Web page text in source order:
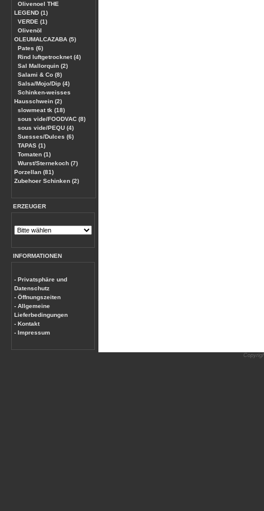
Olivenoel THE
LEGEND (1)
VERDE (1)
Olivenöl
OLEUMALCAZABA (5)
Pates (6)
Rind luftgetrocknet (4)
Sal Mallorquin (2)
Salami & Co (8)
Salsa/Mojo/Dip (4)
Schinken-weisses
Hausschwein (2)
slowmeat tk (18)
sous vide/FOODVAC (8)
sous vide/PEQU (4)
Suesses/Dulces (6)
TAPAS (1)
Tomaten (1)
Wurst/Sternekoch (7)
Porzellan (81)
Zubehoer Schinken (2)
ERZEUGER
INFORMATIONEN
- Privatsphäre und
Datenschutz
- Öffnungszeiten
- Allgemeine
Lieferbedingungen
- Kontakt
- Impressum